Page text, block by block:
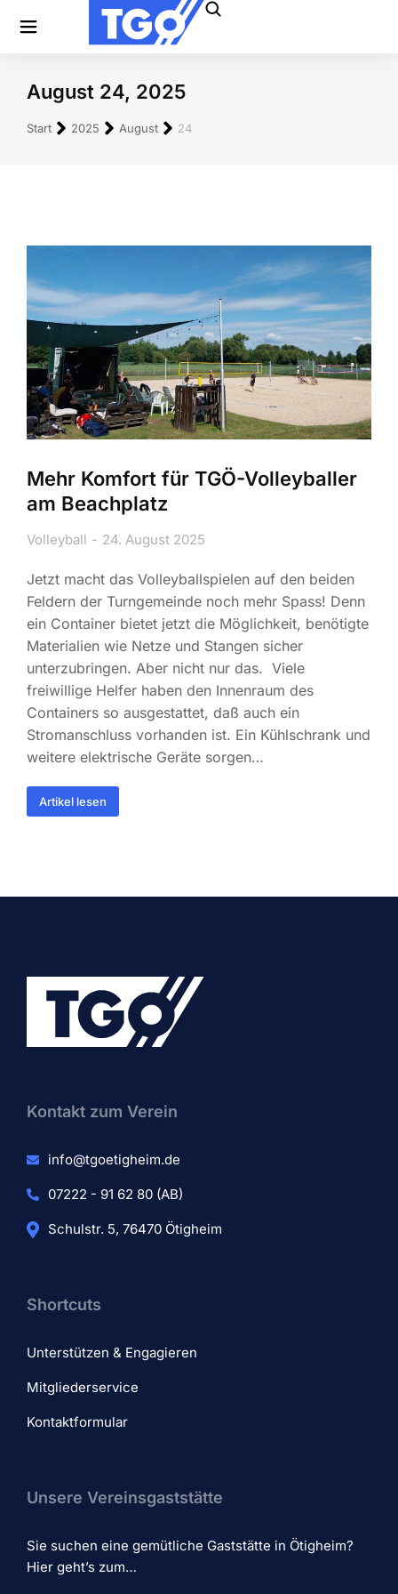
August 24, 2025
Sie befinden sich hier:
Start 2025 August 24
Mehr Komfort für TGÖ-Volleyballer
am Beachplatz
Volleyball 24. August 2025
Jetzt macht das Volleyballspielen auf den beiden
Feldern der Turngemeinde noch mehr Spass! Denn
ein Container bietet jetzt die Möglichkeit, benötigte
Materialien wie Netze und Stangen sicher
unterzubringen. Aber nicht nur das. Viele
freiwillige Helfer haben den Innenraum des
Containers so ausgestattet, daß auch ein
Stromanschluss vorhanden ist. Ein Kühlschrank und
weitere elektrische Geräte sorgen…
Artikel lesen
Kontakt zum Verein​
info@tgoetigheim.de
07222 - 91 62 80 (AB)
Schulstr. 5, 76470 Ötigheim
Shortcuts
Unterstützen & Engagieren
Mitgliederservice
Kontaktformular
Unsere Vereinsgaststätte
Sie suchen eine gemütliche Gaststätte in Ötigheim?
Hier geht’s zum…